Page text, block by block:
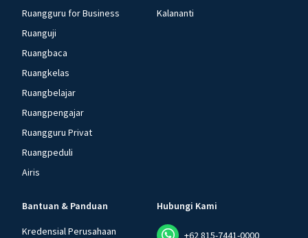
Ruangguru for Business
Ruanguji
Ruangbaca
Ruangkelas
Ruangbelajar
Ruangpengajar
Ruangguru Privat
Ruangpeduli
Airis
Kalananti
Bantuan & Panduan
Kredensial Perusahaan
Hubungi Kami
+62 815-7441-0000